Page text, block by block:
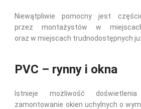
Niewątpliwie pomocny jest
przez montażystów w
oraz w miejscach trudnodostępnych
PVC – rynny i okna
Istnieje możliwość
zamontowanie okien uchylnych o